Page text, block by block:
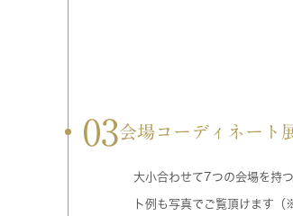
03会場コーディネート
大小合わせて7つの会場を持
ト例も写真でご覧頂けます